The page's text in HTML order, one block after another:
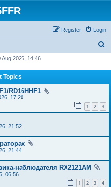
Login
Register
h
Aug 2026, 14:46
Topics
RD16HHF1
17:20
1 2 3
21:52
21:44
наблюдателя RX2121AM
06:56
1 2 3 4